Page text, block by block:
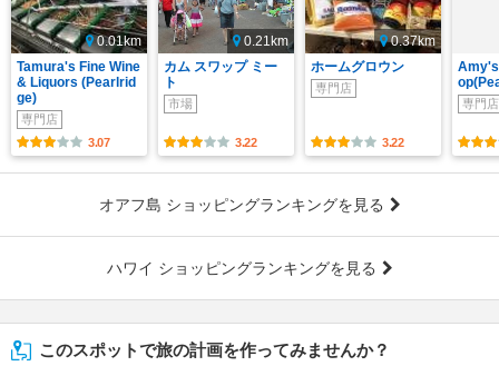
0.01km
Tamura's Fine Wine
& Liquors (Pearlrid
ge)
専門店
3.07
0.21km
カム スワップ ミー
ト
市場
3.22
0.37km
ホームグロウン
専門店
3.22
専門店
オアフ島 ショッピングランキングを見る
ハワイ ショッピングランキングを見る
このスポットで旅の計画を作ってみませんか？